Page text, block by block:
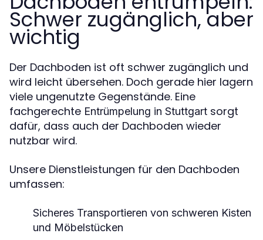
Schwer zugänglich, aber
wichtig
Der Dachboden ist oft schwer zugänglich und
wird leicht übersehen. Doch gerade hier lagern
viele ungenutzte Gegenstände. Eine
fachgerechte Entrümpelung in Stuttgart sorgt
dafür, dass auch der Dachboden wieder
nutzbar wird.
Unsere Dienstleistungen für den Dachboden
umfassen:
Sicheres Transportieren von schweren Kisten
und Möbelstücken